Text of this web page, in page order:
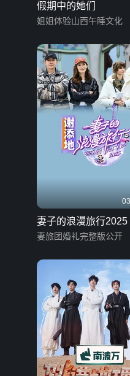
假期中的她们
姐姐体验山西午睡文化
妻子的浪漫旅行2025
妻旅团婚礼完整版公开